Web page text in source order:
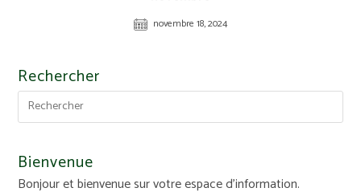
novembre 18, 2024
Rechercher
Bienvenue
Bonjour et bienvenue sur votre espace d'information.